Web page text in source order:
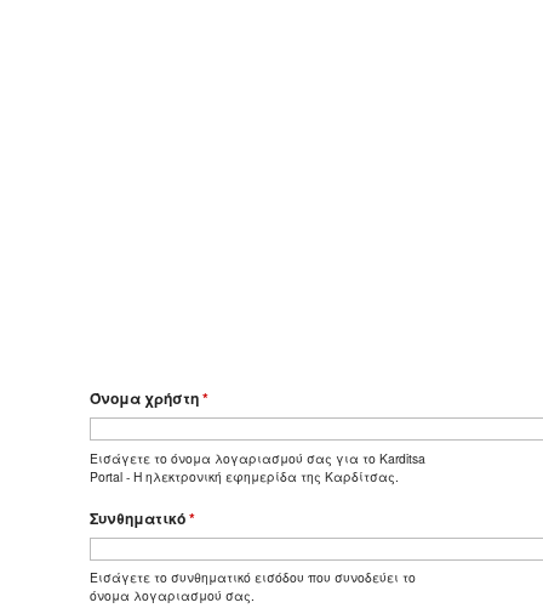
Όνομα χρήστη*
Εισάγετε το όνομα λογαριασμού σας για το Karditsa
Portal - Η ηλεκτρονική εφημερίδα της Καρδίτσας.
Συνθηματικό*
Εισάγετε το συνθηματικό εισόδου που συνοδεύει το
όνομα λογαριασμού σας.